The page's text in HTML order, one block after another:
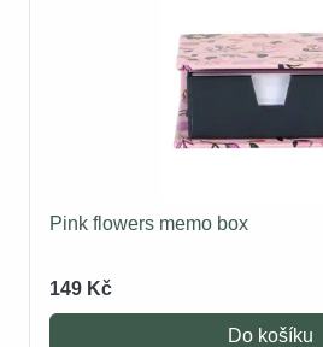
Pink flowers memo box
149 Kč
Do košíku